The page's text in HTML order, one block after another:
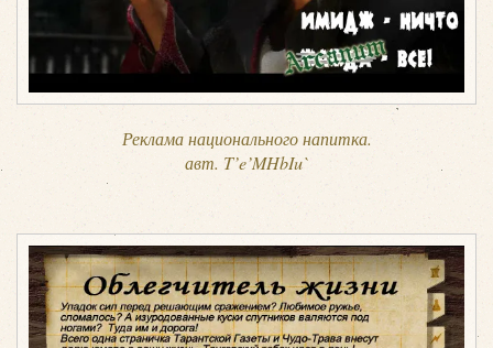
Реклама национального напитка.
авт. T’e’MHbIu`